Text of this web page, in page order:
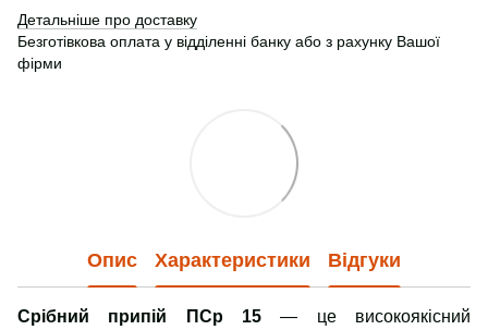
Детальніше про доставку
Безготівкова оплата у відділенні банку або з рахунку Вашої
фірми
Опис Характеристики Відгуки
Срібний припій ПСр 15— це високоякісний